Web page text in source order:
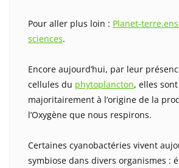
Pour aller plus loin : Planet-
sciences.
Encore aujourd’hui, par leur
cellules du phytoplancton, elles sont
majoritairement à l’origine de la
l’Oxygène que nous respirons.
Certaines cyanobactéries vivent
symbiose dans divers organismes :